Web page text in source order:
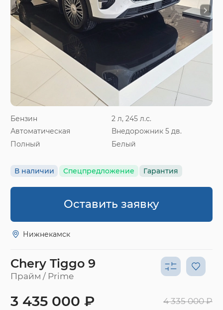
Бензин
2 л, 245 л.с.
Автоматическая
Внедорожник 5 дв.
Полный
Белый
В наличии Спецпредложение Гарантия
Оставить заявку
Нижнекамск
Chery Tiggo 9
Прайм / Prime
3 435 000 ₽ 4 335 000 ₽